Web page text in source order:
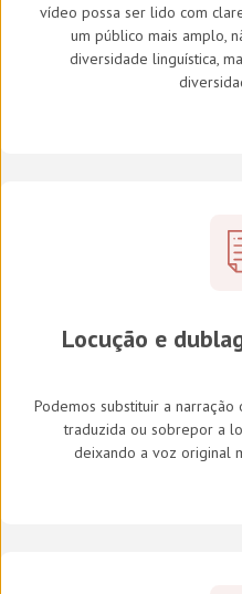
vídeo possa ser lido com
um público mais amplo,
diversidade linguística,
Locução e
Podemos substituir a
traduzida ou sobrepor a
deixando a voz original